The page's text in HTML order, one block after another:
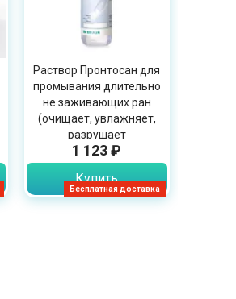
Бесплатная доставка
Раствор Пронтосан для
промывания длительно
не заживающих ран
(очищает, увлажняет,
разрушает
биологическую пленку),
350мл
1 123 ₽
Купить